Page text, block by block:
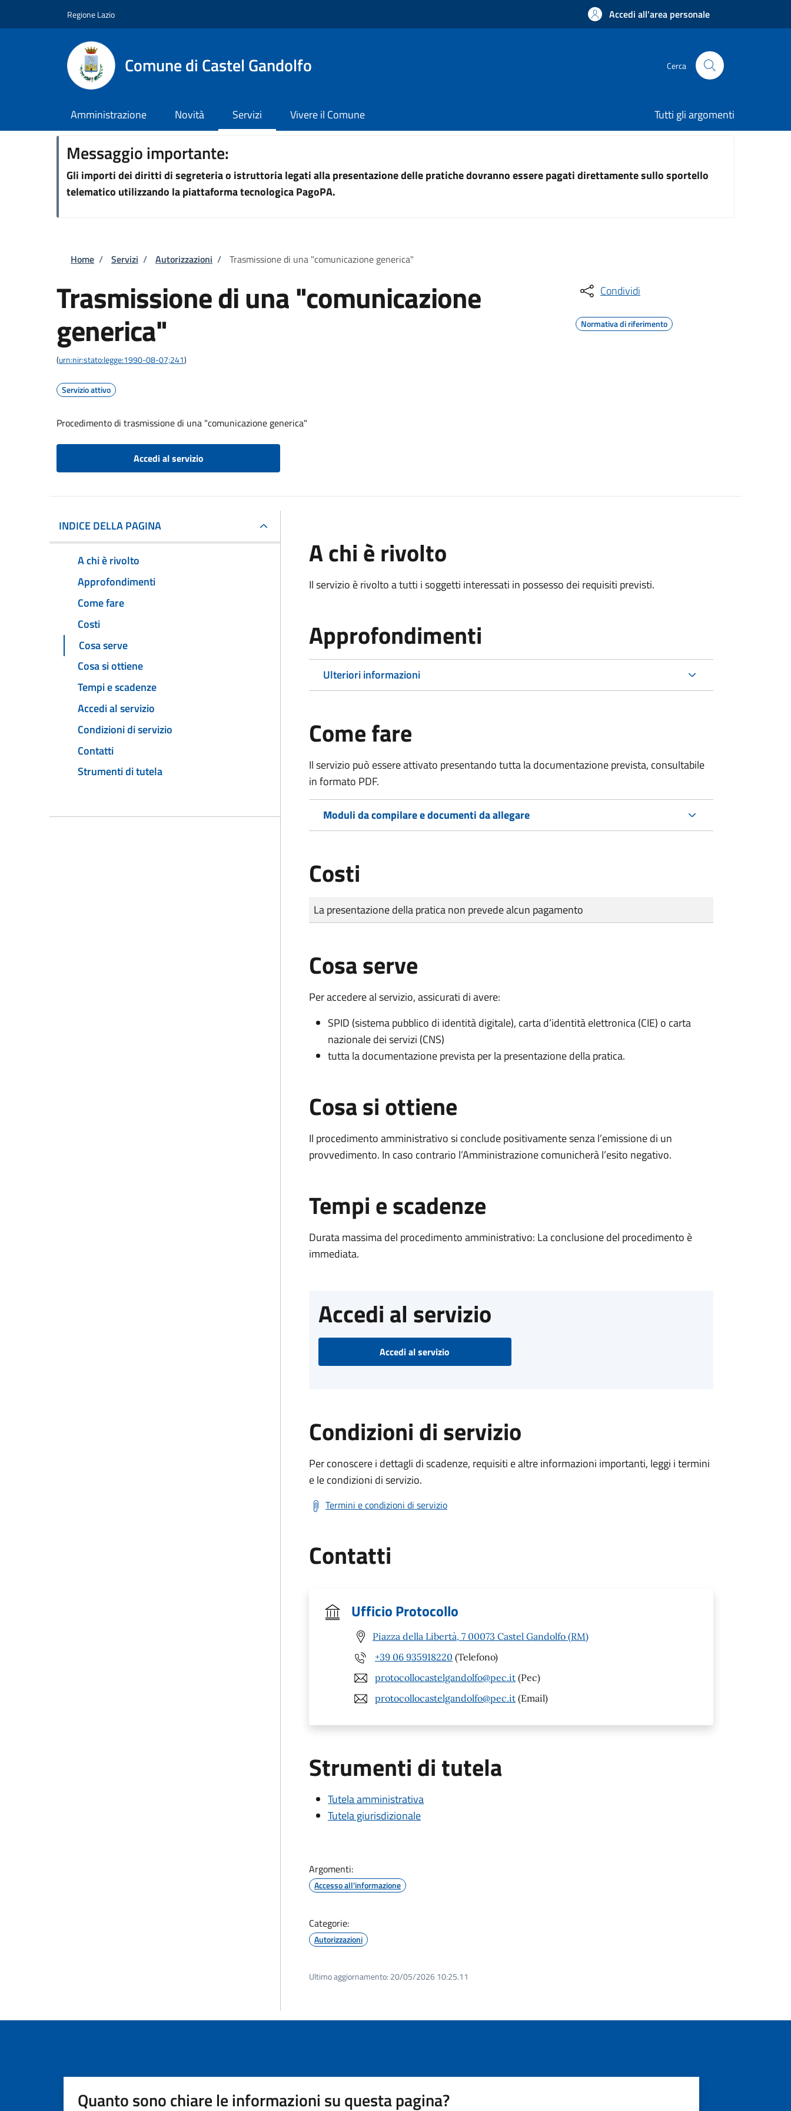
Regione Lazio Accedi all'area personale
Comune di Castel Gandolfo Cerca
Amministrazione Novità Servizi Vivere il Comune Tutti gli argomenti
Messaggio importante:
Gli importi dei diritti di segreteria o istruttoria legati alla presentazione delle pratiche dovranno essere pagati direttamente sullo sportello
telematico utilizzando la piattaforma tecnologica PagoPA.
Briciole di pane
Home / Servizi / Autorizzazioni / Trasmissione di una "comunicazione generica"
Trasmissione di una "comunicazione
generica"
(urn:nir:stato:legge:1990-08-07;241)
Servizio attivo
Procedimento di trasmissione di una "comunicazione generica"
Accedi al servizio
Condividi
Normativa di riferimento
INDICE DELLA PAGINA
A chi è rivolto
Approfondimenti
Come fare
Costi
Cosa serve
Cosa si ottiene
Tempi e scadenze
Accedi al servizio
Condizioni di servizio
Contatti
Strumenti di tutela
A chi è rivolto
Il servizio è rivolto a tutti i soggetti interessati in possesso dei requisiti previsti.
Approfondimenti
Ulteriori informazioni
Come fare
Il servizio può essere attivato presentando tutta la documentazione prevista, consultabile
in formato PDF.
Moduli da compilare e documenti da allegare
Costi
Tipo di pagamento
Importo
La presentazione della pratica non prevede alcun pagamento
Cosa serve
Per accedere al servizio, assicurati di avere:
SPID (sistema pubblico di identità digitale), carta d’identità elettronica (CIE) o carta
nazionale dei servizi (CNS)
tutta la documentazione prevista per la presentazione della pratica.
Cosa si ottiene
Il procedimento amministrativo si conclude positivamente senza l’emissione di un
provvedimento. In caso contrario l’Amministrazione comunicherà l’esito negativo.
Tempi e scadenze
Durata massima del procedimento amministrativo: La conclusione del procedimento è
immediata.
Accedi al servizio
Accedi al servizio
Condizioni di servizio
Per conoscere i dettagli di scadenze, requisiti e altre informazioni importanti, leggi i termini
e le condizioni di servizio.
Termini e condizioni di servizio
Contatti
Ufficio Protocollo
Piazza della Libertà, 7 00073 Castel Gandolfo (RM)
+39 06 935918220 (Telefono)
protocollocastelgandolfo@pec.it (Pec)
protocollocastelgandolfo@pec.it (Email)
Strumenti di tutela
Tutela amministrativa
Tutela giurisdizionale
Argomenti:
Accesso all'informazione
Categorie:
Autorizzazioni
Ultimo aggiornamento: 20/05/2026 10:25.11
Quanto sono chiare le informazioni su questa pagina?